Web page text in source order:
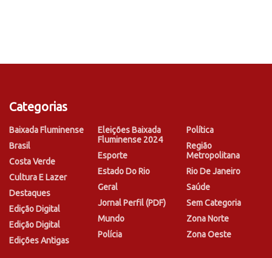
Categorias
Baixada Fluminense
Brasil
Costa Verde
Cultura E Lazer
Destaques
Edição Digital
Edição Digital
Edições Antigas
Eleições Baixada
Fluminense 2024
Esporte
Estado Do Rio
Geral
Jornal Perfil (PDF)
Mundo
Polícia
Política
Região
Metropolitana
Rio De Janeiro
Saúde
Sem Categoria
Zona Norte
Zona Oeste